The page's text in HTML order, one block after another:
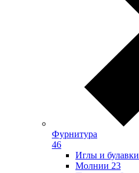
Фурнитура
46
Иглы и булавки
Молнии 23